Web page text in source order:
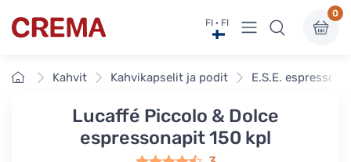
Crema FI · FI Näytä valikko
0
EtusivuKahvit Kahvikapselit ja podit E.S.E.
Lucaffé Piccolo & Dolce
espressonapit 150 kpl